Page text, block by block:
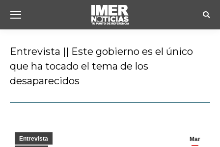
Entrevista || Este gobierno es el único
que ha tocado el tema de los
desaparecidos
Mar
Entrevista